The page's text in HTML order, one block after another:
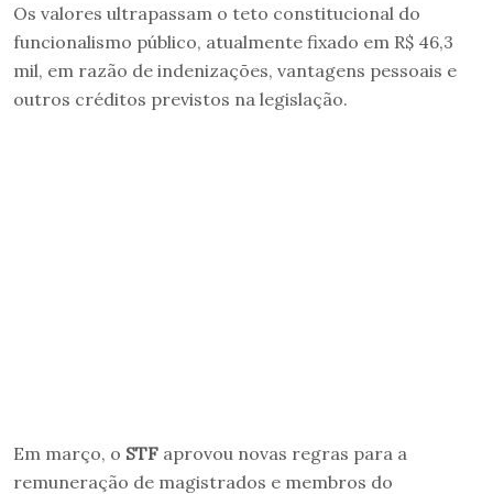
Os valores ultrapassam o teto constitucional do
funcionalismo público, atualmente fixado em R$ 46,3
mil, em razão de indenizações, vantagens pessoais e
outros créditos previstos na legislação.
Em março, o STF aprovou novas regras para a
remuneração de magistrados e membros do